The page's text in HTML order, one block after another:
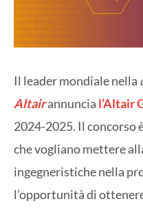
Il leader mondiale nella
Altairannuncia l’Altair
2024-2025. Il concorso
che vogliano mettere
ingegneristiche nella
l’opportunità di